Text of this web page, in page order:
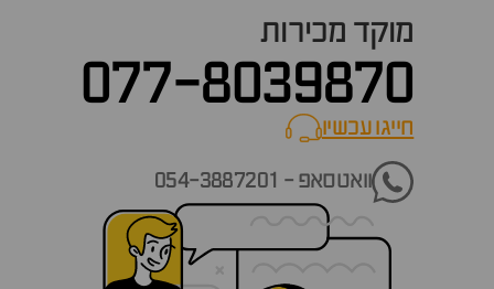
מוקד מכירות
077-8039870
חייגו עכשיוcall now
וואטסאפ - 054-3887201